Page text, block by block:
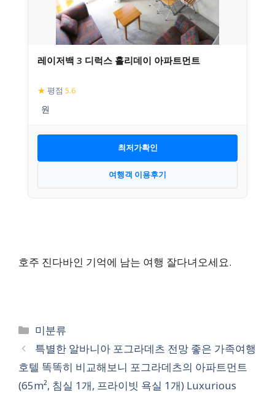
레이저백 3 디럭스 홀리데이 아파트먼트
★ 평점 5.6
최저가확인
여행객 이용후기
호주 진다바인 기억에 남는 여행 잘다녀오세요.
카
테
고
리
미분류
특별한 알바니아 포그라데츠 전망 좋은 가족여행
호텔 똑똑히 비교해보니 포그라데츠의 아파트먼트
(65m², 침실 1개, 프라이빗 욕실 1개) Luxurious